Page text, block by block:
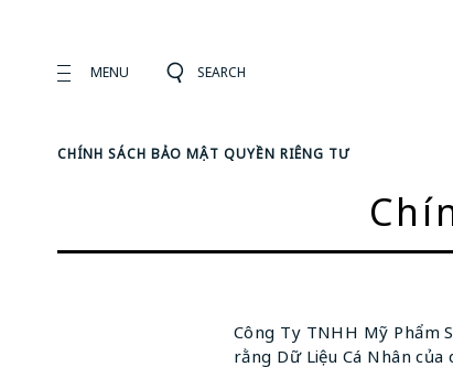
MENU SEARCH
CHÍNH SÁCH BẢO MẬT QUYỀN RIÊNG TƯ
Công Ty TNHH Mỹ Phẩm
rằng Dữ Liệu Cá Nhân của